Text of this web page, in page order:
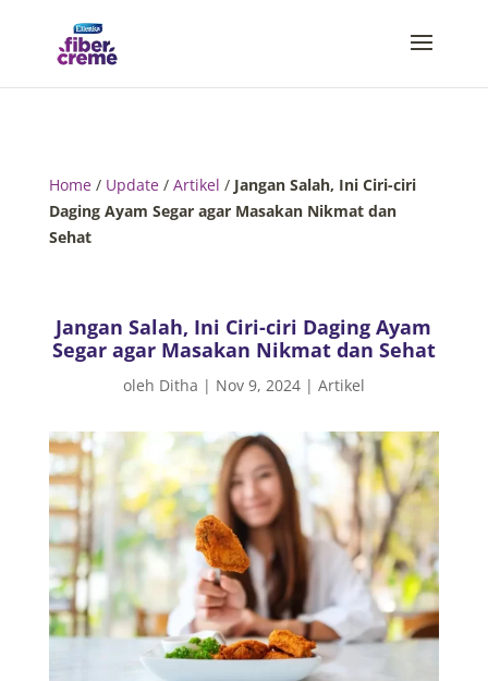
Home/ Update/ Artikel / Jangan Salah, Ini Ciri-ciri
Daging Ayam Segar agar Masakan Nikmat dan
Sehat
Jangan Salah, Ini Ciri-ciri Daging Ayam
Segar agar Masakan Nikmat dan Sehat
oleh Ditha | Nov 9, 2024| Artikel